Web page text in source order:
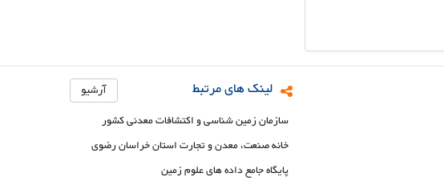
لینک های مرتبط آرشیو
سازمان زمین شناسی و اکتشافات معدنی کشور
خانه صنعت، معدن و تجارت استان خراسان رضوی
پایگاه جامع داده های علوم زمین